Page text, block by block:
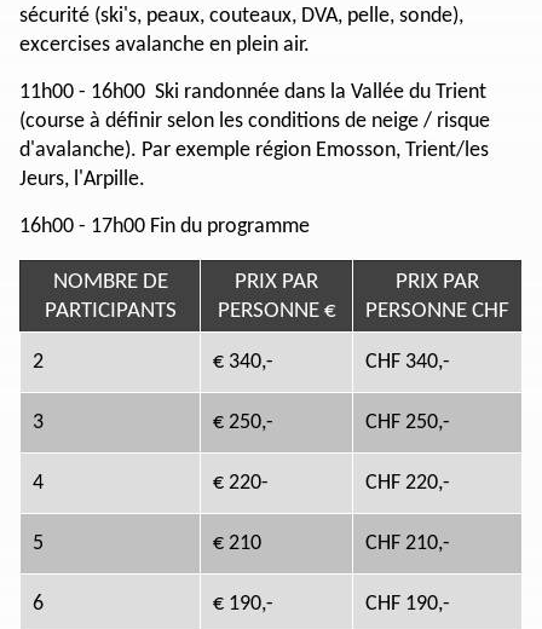
sécurité (ski's, peaux, couteaux, DVA, pelle, sonde),
excercises avalanche en plein air.
11h00 - 16h00 Ski randonnée dans la Vallée du Trient
(course à définir selon les conditions de neige / risque
d'avalanche). Par exemple région Emosson, Trient/les
Jeurs, l'Arpille.
16h00 - 17h00 Fin du programme
NOMBRE DE
PARTICIPANTS
PRIX PAR
PERSONNE €
PRIX PAR
PERSONNE CHF
2 € 340,- CHF 340,-
3 € 250,- CHF 250,-
4 € 220- CHF 220,-
5 € 210 CHF 210,-
6 € 190,- CHF 190,-